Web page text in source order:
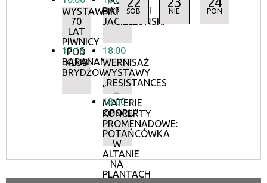
WYSTAWA:
70
LAT
PIWNICY
POD
BARANAMI
17:15
KLUB
BRYDŻOWY
BARANAMI
PIKNIK
JAGIELLOŃSKI
18:00
WERNISAŻ
WYSTAWY
„RESISTANCES
–
MATERIE
OPORU”
18:00
KONCERTY
PROMENADOWE:
POTAŃCÓWKA
W
ALTANIE
NA
PLANTACH
SOB NIE PON